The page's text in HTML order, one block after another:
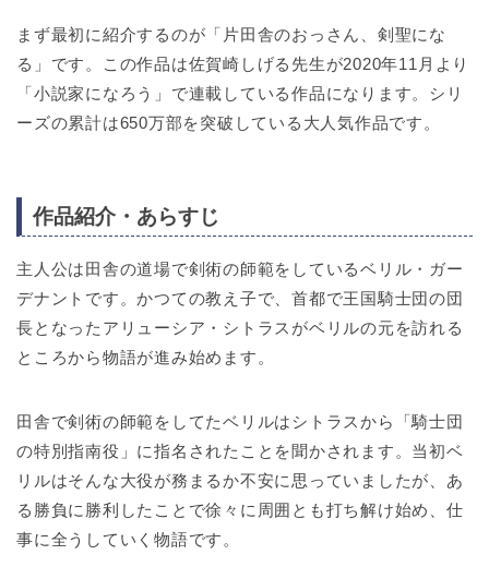
まず最初に紹介するのが「片田舎のおっさん、剣聖にな
る」です。この作品は佐賀崎しげる先生が2020年11月より
「小説家になろう」で連載している作品になります。シリ
ーズの累計は650万部を突破している大人気作品です。
作品紹介・あらすじ
主人公は田舎の道場で剣術の師範をしているベリル・ガー
デナントです。かつての教え子で、首都で王国騎士団の団
長となったアリューシア・シトラスがベリルの元を訪れる
ところから物語が進み始めます。
田舎で剣術の師範をしてたベリルはシトラスから「騎士団
の特別指南役」に指名されたことを聞かされます。当初ベ
リルはそんな大役が務まるか不安に思っていましたが、あ
る勝負に勝利したことで徐々に周囲とも打ち解け始め、仕
事に全うしていく物語です。